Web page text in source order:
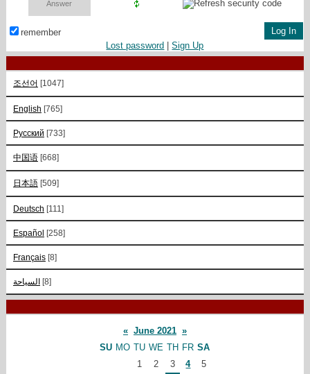
remember
Lost password |Sign Up
조선어 [1047]
English [765]
Русский [733]
中国语 [668]
日本語 [509]
Deutsch [111]
Español [258]
Français [8]
السياحة [8]
« June 2021 »
SU MO TU WE TH FR SA
1
2 3 4 5